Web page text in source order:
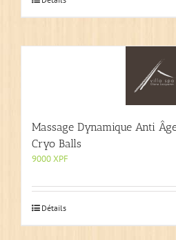
Massage Dynamique Anti
Cryo Balls
9000XPF
Détails